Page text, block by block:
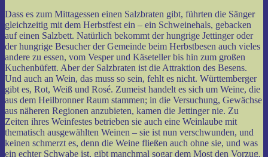
Dass es zum Mittagessen einen Salzbraten gibt, führten die Sänger
gleichzeitig mit dem Herbstfest ein – ein Schweinehals, gebacken
auf einen Salzbett. Natürlich bekommt der hungrige Jettinger oder
der hungrige Besucher der Gemeinde beim Herbstbesen auch vieles
andere zu essen, vom Vesper und Käseteller bis hin zum großen
Kuchenbüfett. Aber der Salzbraten ist die Attraktion des Besens.
Und auch an Wein, das muss so sein, fehlt es nicht. Württemberger
gibt es, Rot, Weiß und Rosé. Zumeist handelt es sich um Weine, die
aus dem Heilbronner Raum stammen; in die Versuchung, Gewächse
aus näheren Regionen anzubieten, kamen die Jettinger nie. Zu
Zeiten ihres Weinfestes betrieben sie auch eine Weinlaube mit
thematisch ausgewählten Weinen – sie ist nun verschwunden, und
keinen schmerzt es, denn die Weine fließen auch ohne sie, und was
ein echter Schwabe ist, gibt manchmal sogar dem Most den Vorzug.